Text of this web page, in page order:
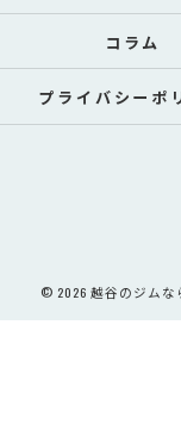
コラム
プライバシーポ
© 2026 越谷のジムな